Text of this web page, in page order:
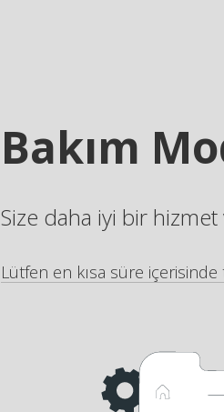
Bakım
Size daha iyi bir
Lütfen en kısa süre